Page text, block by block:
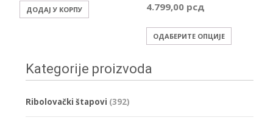
ДОДАЈ У КОРПУ 4.799,00 рсд
ОДАБЕРИТЕ ОПЦИЈЕ
више
Kategorije proizvoda
Ribolovački štapovi (392)